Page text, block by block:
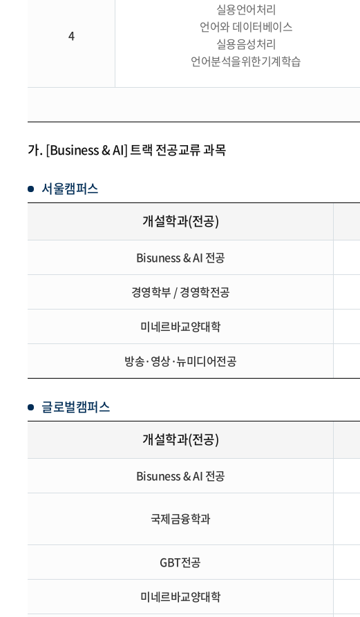
4
실용언어처리
언어와 데이터베이스
실용음성처리
언어분석을위한기계학습
가. [Business & AI] 트랙 전공교류 과목
서울캠퍼스
개설학과(전공)
Bisuness & AI 전공
경영학부 / 경영학전공
미네르바교양대학
방송·영상·뉴미디어전공
글로벌캠퍼스
개설학과(전공)
Bisuness & AI 전공
국제금융학과
GBT전공
미네르바교양대학